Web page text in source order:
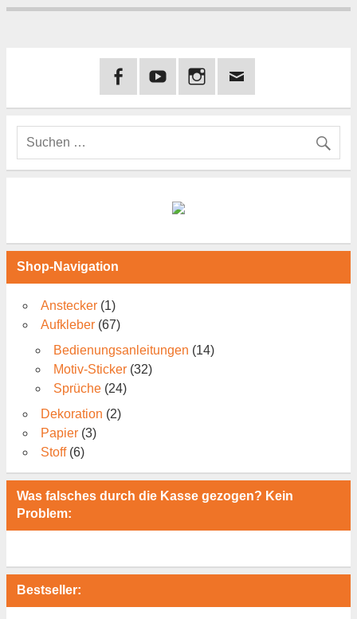
Shop-Navigation
Anstecker (1)
Aufkleber (67)
Bedienungsanleitungen (14)
Motiv-Sticker (32)
Sprüche (24)
Dekoration (2)
Papier (3)
Stoff (6)
Was falsches durch die Kasse gezogen? Kein
Problem:
Bestseller: